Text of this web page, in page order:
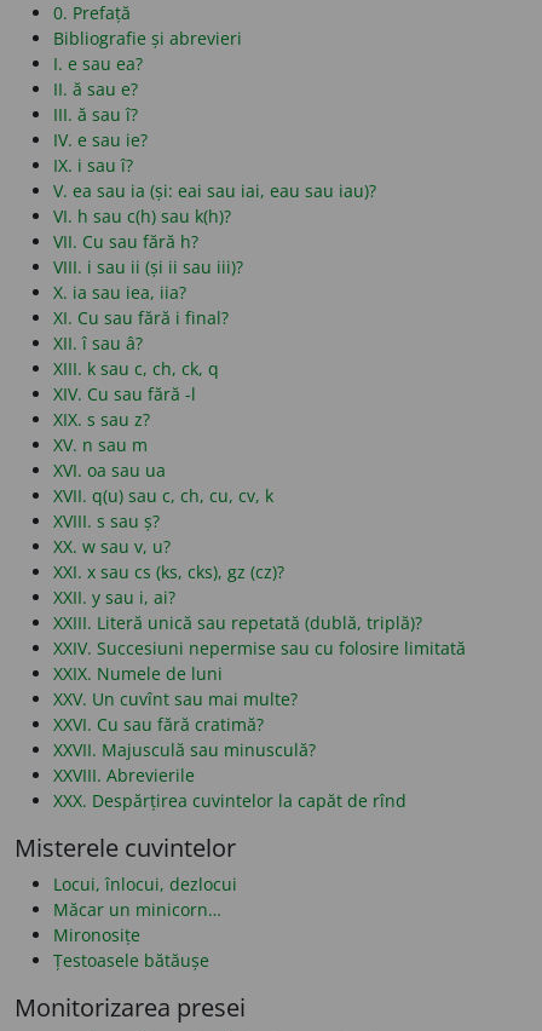
0. Prefață
Bibliografie și abrevieri
I. e sau ea?
II. ă sau e?
III. ă sau î?
IV. e sau ie?
IX. i sau î?
V. ea sau ia (și: eai sau iai, eau sau iau)?
VI. h sau c(h) sau k(h)?
VII. Cu sau fără h?
VIII. i sau ii (și ii sau iii)?
X. ia sau iea, iia?
XI. Cu sau fără i final?
XII. î sau â?
XIII. k sau c, ch, ck, q
XIV. Cu sau fără -l
XIX. s sau z?
XV. n sau m
XVI. oa sau ua
XVII. q(u) sau c, ch, cu, cv, k
XVIII. s sau ș?
XX. w sau v, u?
XXI. x sau cs (ks, cks), gz (cz)?
XXII. y sau i, ai?
XXIII. Literă unică sau repetată (dublă, triplă)?
XXIV. Succesiuni nepermise sau cu folosire limitată
XXIX. Numele de luni
XXV. Un cuvînt sau mai multe?
XXVI. Cu sau fără cratimă?
XXVII. Majusculă sau minusculă?
XXVIII. Abrevierile
XXX. Despărțirea cuvintelor la capăt de rînd
Misterele cuvintelor
Locui, înlocui, dezlocui
Măcar un minicorn…
Mironosițe
Țestoasele bătăușe
Monitorizarea presei